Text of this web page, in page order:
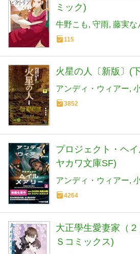
ミック)
牛野こも 守雨 藤実な
115
火星の人〔新版〕(
アンディ・ウィアー
3852
プロジェクト・ヘ
ヤカワ文庫SF)
アンディ・ウィアー
4264
大正學生愛妻家（
Ｓコミックス)